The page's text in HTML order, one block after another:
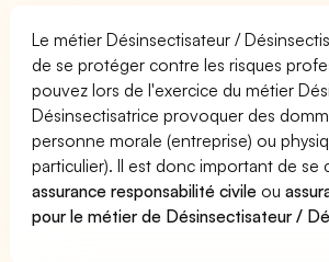
Le métier Désinsectisateur /
de se protéger contre les risques
pouvez lors de l'exercice du métier
Désinsectisatrice provoquer des
personne morale (entreprise) ou
particulier). Il est donc important de se
assurance responsabilité civile ou
pour le métier de Désinsectisateur /